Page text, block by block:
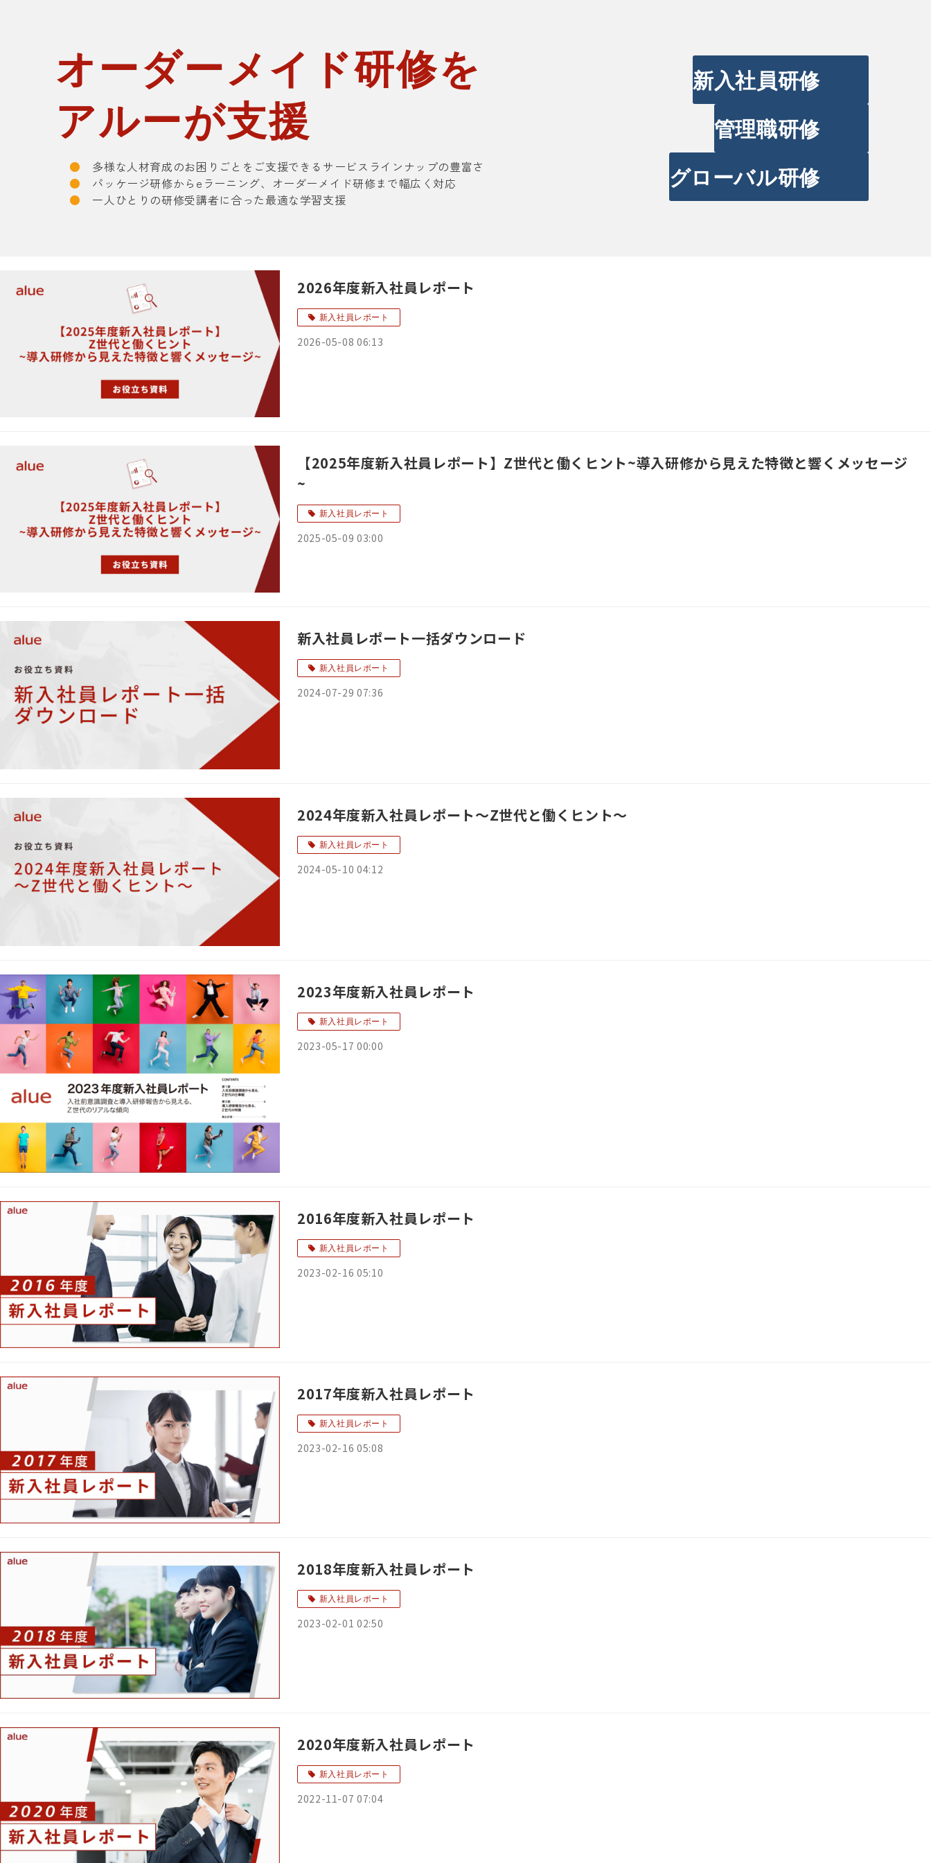
オーダーメイド研修を
アルーが支援
● 多様な人材育成のお困りごとをご支援できるサービスラインナップの豊富さ
● パッケージ研修からeラーニング、オーダーメイド研修まで幅広く対応
● 一人ひとりの研修受講者に合った最適な学習支援
新入社員研修
管理職研修
グローバル研修
2026年度新入社員レポート
新入社員レポート
2026-05-08 06:13
【2025年度新入社員レポート】Z世代と働くヒント~導入研修から見えた特徴と響くメッセージ
~
新入社員レポート
2025-05-09 03:00
新入社員レポート一括ダウンロード
新入社員レポート
2024-07-29 07:36
2024年度新入社員レポート～Z世代と働くヒント～
新入社員レポート
2024-05-10 04:12
2023年度新入社員レポート
新入社員レポート
2023-05-17 00:00
2016年度新入社員レポート
新入社員レポート
2023-02-16 05:10
2017年度新入社員レポート
新入社員レポート
2023-02-16 05:08
2018年度新入社員レポート
新入社員レポート
2023-02-01 02:50
2020年度新入社員レポート
新入社員レポート
2022-11-07 07:04